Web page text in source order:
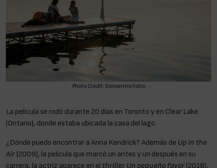
Photo Credit: Samantha Falco
La película se rodó durante 20 días en Toronto y en Clear Lake
(Ontario), donde estaba ubicada la casa del lago.
¿Dónde puedo encontrar a Anna Kendrick? Además de Up in the
Air (2009), la película que marcó un antes y un después en su
carrera, la actriz aparece en el thriller Un pequeño favor (2018),